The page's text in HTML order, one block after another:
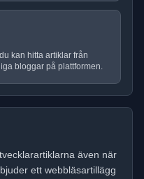
kan hitta artiklar från
bloggar på plattformen.
även när
ett webbläsartillägg